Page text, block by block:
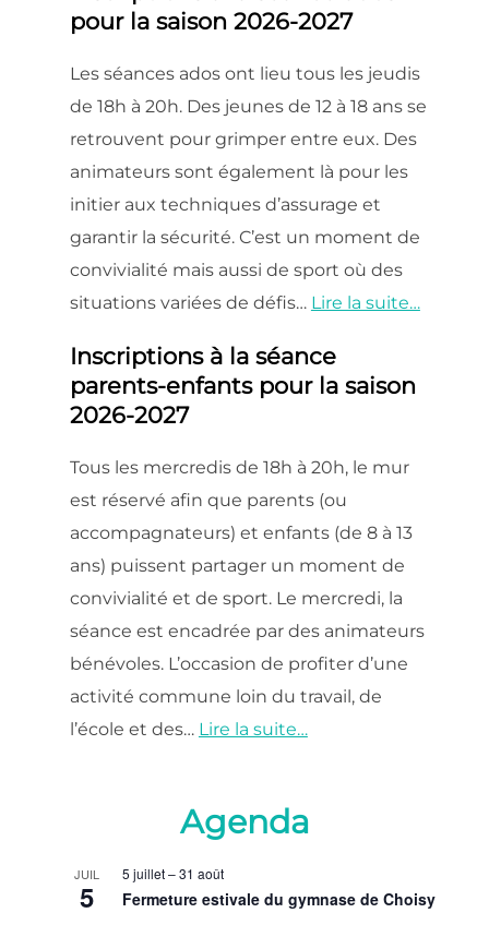
pour la saison 2026-2027
Les séances ados ont lieu tous les jeudis
de 18h à 20h. Des jeunes de 12 à 18 ans se
retrouvent pour grimper entre eux. Des
animateurs sont également là pour les
initier aux techniques d’assurage et
garantir la sécurité. C’est un moment de
convivialité mais aussi de sport où des
situations variées de défis… Lire la suite…
Inscriptions à la séance
parents-enfants pour la saison
2026-2027
Tous les mercredis de 18h à 20h, le mur
est réservé afin que parents (ou
accompagnateurs) et enfants (de 8 à 13
ans) puissent partager un moment de
convivialité et de sport. Le mercredi, la
séance est encadrée par des animateurs
bénévoles. L’occasion de profiter d’une
activité commune loin du travail, de
l’école et des… Lire la suite…
Agenda
JUIL
5
5 juillet–31 août
Fermeture estivale du gymnase de Choisy